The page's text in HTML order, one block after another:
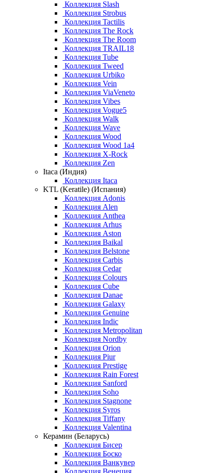
Коллекция Slash
Коллекция Strobus
Коллекция Tactilis
Коллекция The Rock
Коллекция The Room
Коллекция TRAIL18
Коллекция Tube
Коллекция Tweed
Коллекция Urbiko
Коллекция Vein
Коллекция ViaVeneto
Коллекция Vibes
Коллекция Vogue5
Коллекция Walk
Коллекция Wave
Коллекция Wood
Коллекция Wood 1a4
Коллекция X-Rock
Коллекция Zen
Itaca (Индия)
Коллекция Itaca
KTL (Keratile) (Испания)
Коллекция Adonis
Коллекция Alen
Коллекция Anthea
Коллекция Arhus
Коллекция Aston
Коллекция Baikal
Коллекция Belstone
Коллекция Carbis
Коллекция Cedar
Коллекция Colours
Коллекция Cube
Коллекция Danae
Коллекция Galaxy
Коллекция Genuine
Коллекция Indic
Коллекция Metropolitan
Коллекция Nordby
Коллекция Orion
Коллекция Piur
Коллекция Prestige
Коллекция Rain Forest
Коллекция Sanford
Коллекция Soho
Коллекция Stagnone
Коллекция Syros
Коллекция Tiffany
Коллекция Valentina
Керамин (Беларусь)
Коллекция Бисер
Коллекция Боско
Коллекция Ванкувер
Коллекция Венеция